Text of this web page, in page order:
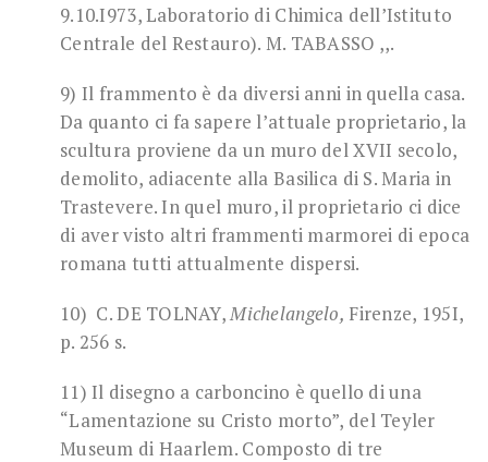
9.10.I973, Laboratorio di Chimica dell’Istituto
Centrale del Restauro). M. TABASSO ,,.
9) Il frammento è da diversi anni in quella casa.
Da quanto ci fa sapere l’attuale proprietario, la
scultura proviene da un muro del XVII secolo,
demolito, adiacente alla Basilica di S. Maria in
Trastevere. In quel muro, il proprietario ci dice
di aver visto altri frammenti marmorei di epoca
romana tutti attualmente dispersi.
10) C. DE TOLNAY,Michelangelo, Firenze, 195I,
p. 256 s.
11) Il disegno a carboncino è quello di una
“Lamentazione su Cristo morto”, del Teyler
Museum di Haarlem. Composto di tre